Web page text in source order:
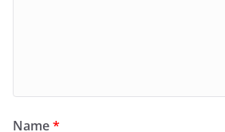
Name*